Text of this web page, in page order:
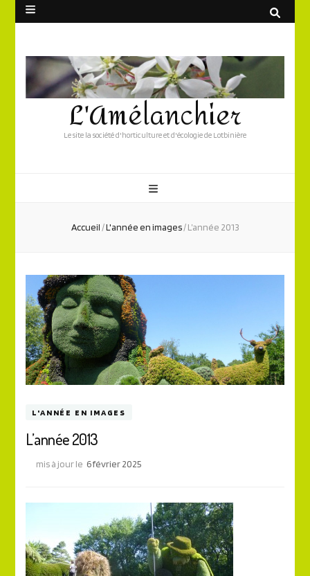
L'Amélanchier
Le site la société d'horticulture et d'écologie de Lotbinière
Accueil/L'année en images/ L’année 2013
L'ANNÉE EN IMAGES
L’année 2013
mis à jour le 6 février 2025